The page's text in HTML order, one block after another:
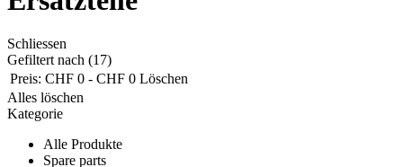
Schliessen
Gefiltert nach (17)
Preis: CHF 0 - CHF 0 Löschen
Alles löschen
Kategorie
Alle Produkte
Spare parts